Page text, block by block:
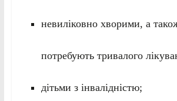
невиліковно хворими, а
потребують тривалого
дітьми з інвалідністю;